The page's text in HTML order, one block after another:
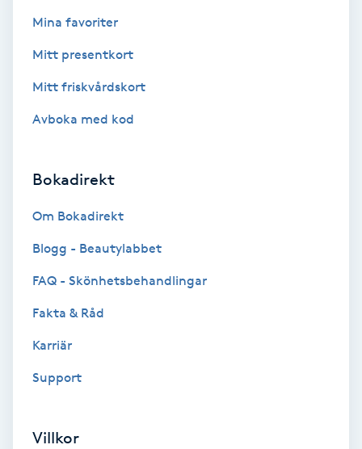
Extensions borttagning
Faceliftmassage
Fet hårbotten
Fibromassage
Mina favoriter
Mitt presentkort
Mitt friskvårdskort
Avboka med kod
Bokadirekt
Om Bokadirekt
Blogg - Beautylabbet
FAQ - Skönhetsbehandlingar
Fakta & Råd
Karriär
Support
Villkor